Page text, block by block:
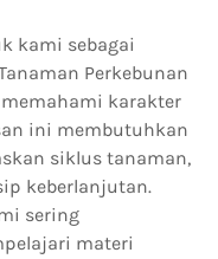
kami sebagai
Perkebunan
karakter
ini membutuhkan
siklus tanaman,
keberlanjutan.
sering
materi